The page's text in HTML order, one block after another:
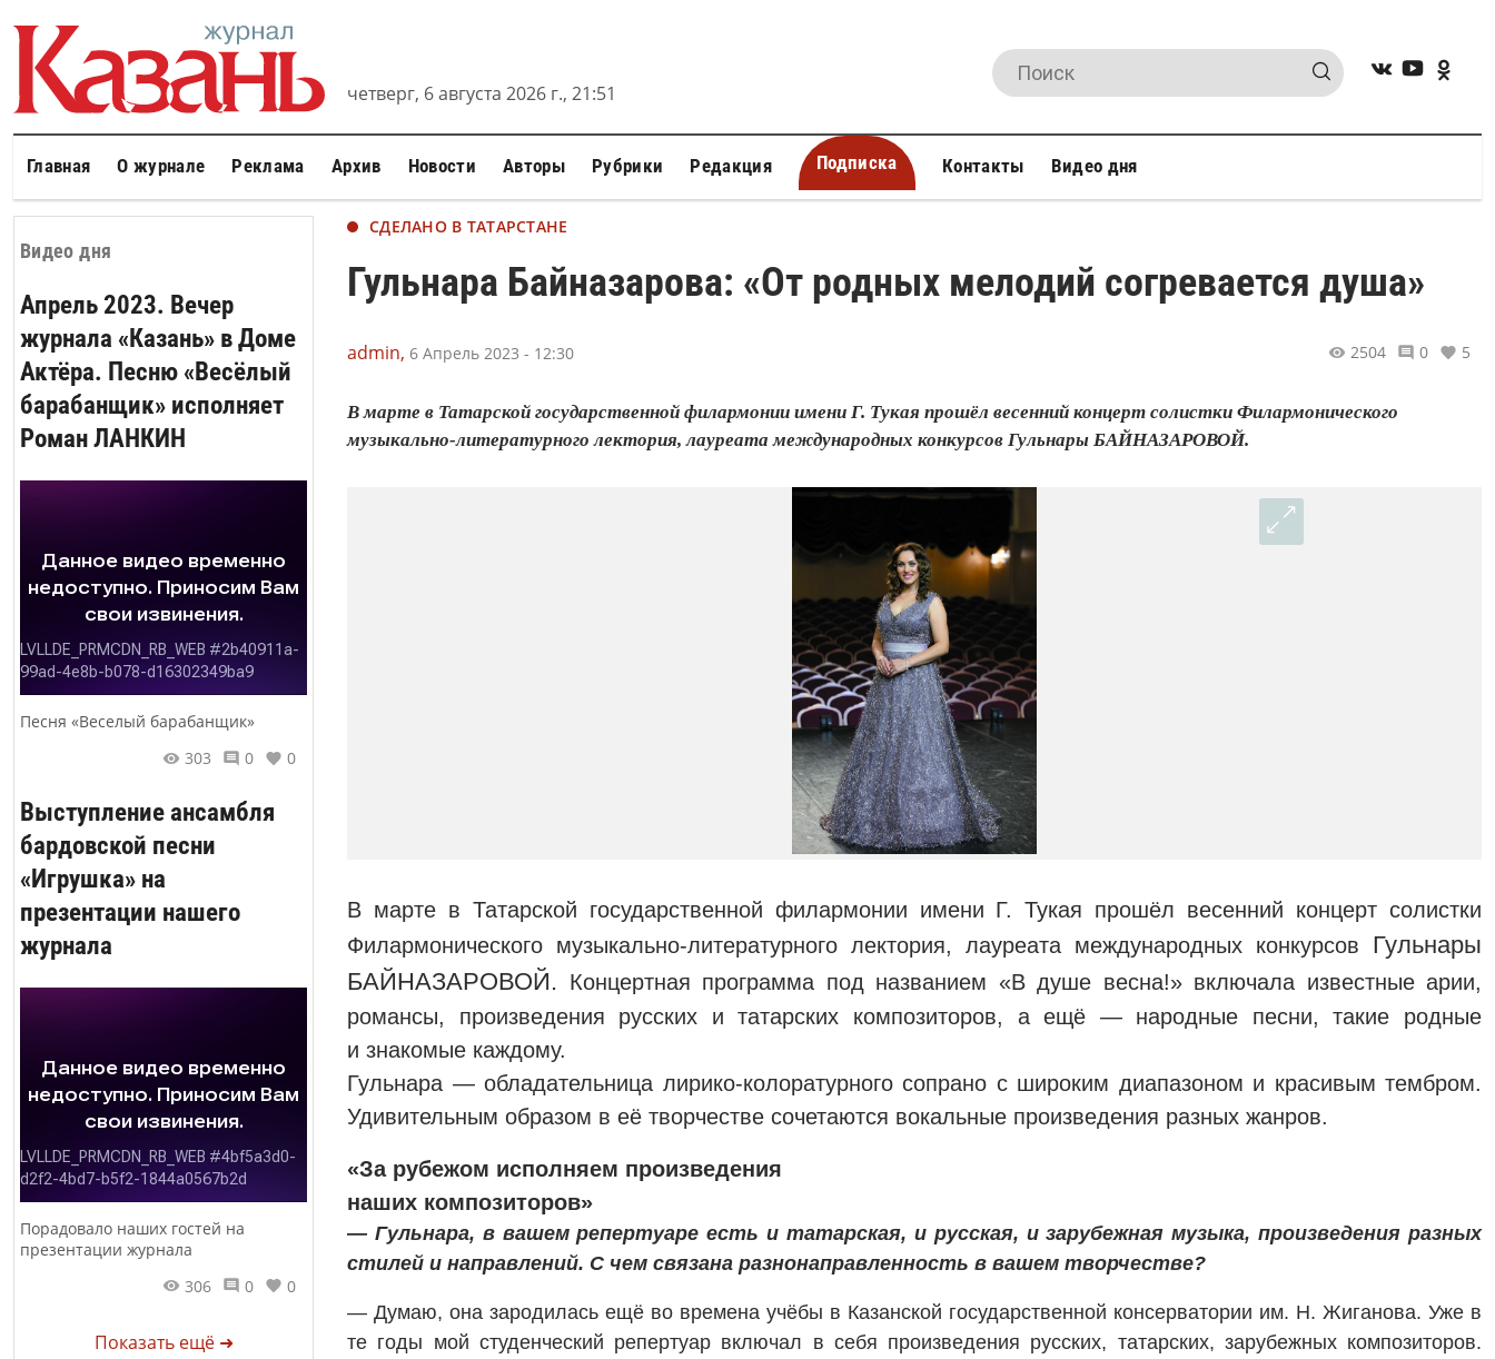
четверг, 6 августа 2026 г., 21:51
Главная О журнале Реклама Архив Новости Авторы Рубрики Редакция Подписка Контакты Видео дня
Видео дня
Апрель 2023. Вечер
журнала «Казань» в Доме
Актёра. Песню «Весёлый
барабанщик» исполняет
Роман ЛАНКИН
Песня «Веселый барабанщик»
303
0 0
Выступление ансамбля
бардовской песни
«Игрушка» на
презентации нашего
журнала
Порадовало наших гостей на
презентации журнала
306
0 0
Показать ещё ➜
СДЕЛАНО В ТАТАРСТАНЕ
Гульнара Байназарова: «От родных мелодий согревается душа»
admin, 6 Апрель 2023 - 12:30 2504 0 5
В марте в Татарской государственной филармонии имени Г. Тукая прошёл весенний концерт солистки Филармонического
музыкально-литературного лектория, лауреата международных конкурсов Гульнары БАЙНАЗАРОВОЙ.
В марте в Татарской государственной филармонии имени Г. Тукая прошёл весенний концерт солистки
Филармонического музыкально-литературного лектория, лауреата международных конкурсов Гульнары
БАЙНАЗАРОВОЙ. Концертная программа под названием «В душе весна!» включала известные арии,
романсы, произведения русских и татарских композиторов, а ещё — народные песни, такие родные
и знакомые каждому.
Гульнара — обладательница лирико-колоратурного сопрано с широким диапазоном и красивым тембром.
Удивительным образом в её творчестве сочетаются вокальные произведения разных жанров.
«За рубежом исполняем произведения
наших композиторов»
— Гульнара, в вашем репертуаре есть и татарская, и русская, и зарубежная музыка, произведения разных
стилей и направлений. С чем связана разнонаправленность в вашем творчестве?
— Думаю, она зародилась ещё во времена учёбы в Казанской государственной консерватории им. Н. Жиганова. Уже в
те годы мой студенческий репертуар включал в себя произведения русских, татарских, зарубежных композиторов.